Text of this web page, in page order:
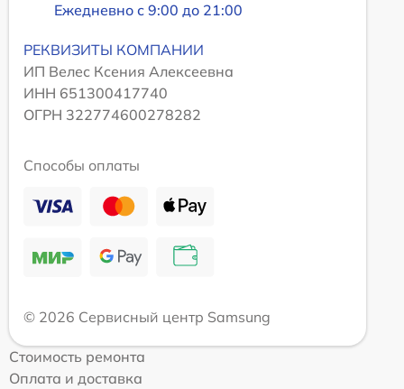
Ежедневно с 9:00 до 21:00
РЕКВИЗИТЫ КОМПАНИИ
ИП Велес Ксения Алексеевна
ИНН 651300417740
ОГРН 322774600278282
Способы оплаты
© 2026 Сервисный центр Samsung
Стоимость ремонта
Оплата и доставка